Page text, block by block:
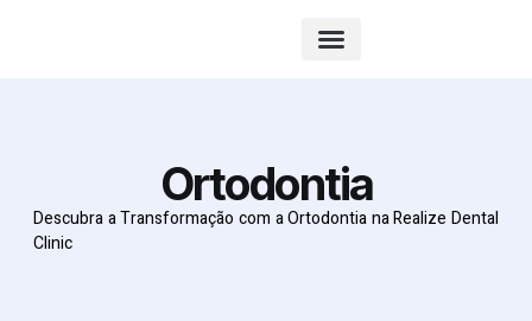
Ortodontia
Descubra a Transformação com a Ortodontia na Realize Dental
Clinic